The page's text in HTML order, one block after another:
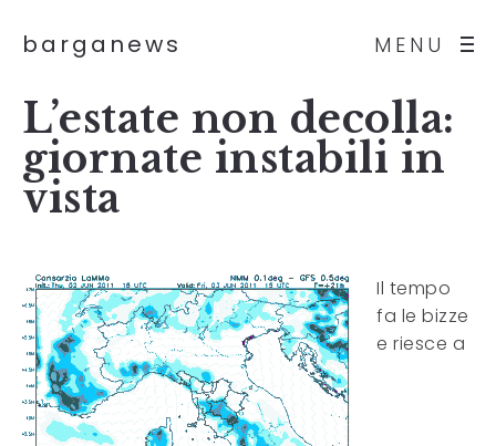
MENU
barganews
L’estate non decolla:
giornate instabili in
vista
Il tempo
fa le bizze
e riesce a